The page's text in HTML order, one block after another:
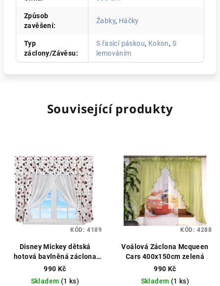
Způsob
zavěšení:
Žabky, Háčky
Typ
záclony/Závěsu:
S řasící páskou, Kokon, S
lemováním
Související produkty
Disney Mickey dětská
hotová bavlněná záclona
300x150 cm bílá
můžeme ušít na míru
990 Kč
Skladem (1 ks)
KÓD: 4189
Voálová Záclona Mcqueen
Cars 400x150cm zelená
990 Kč
Skladem (1 ks)
KÓD: 4288